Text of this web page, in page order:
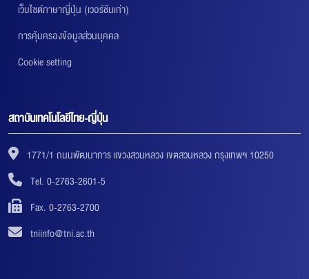
เว็บไซต์ภาษาญี่ปุ่น (เวอร์ชันเก่า)
การคุ้มครองข้อมูลส่วนบุคคล
Cookie setting
สถาบันเทคโนโลยีไทย-ญี่ปุ่น
1771/1 ถนนพัฒนาการ แขวงสวนหลวง เขตสวนหลวง กรุงเทพฯ 10250
Tel. 0-2763-2601-5
Fax. 0-2763-2700
tniinfo@tni.ac.th